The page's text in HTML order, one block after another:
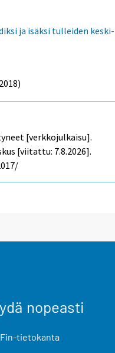
ja isäksi tulleiden keski-
[verkkojulkaisu].
[viitattu: 7.8.2026].
nopeasti
tietokanta